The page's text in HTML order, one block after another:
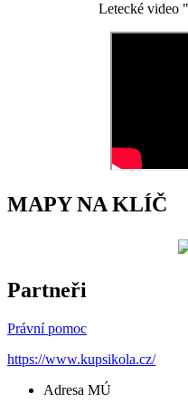
Letecké video
MAPY NA KLÍČ
Partneři
Právní pomoc
https://www.kupsikola.cz/
Adresa MÚ